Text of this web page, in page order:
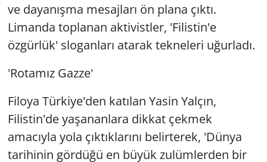
ve dayanışma mesajları ön plana çıktı.
Limanda toplanan aktivistler, 'Filistin'e
özgürlük' sloganları atarak tekneleri uğurladı.
'Rotamız Gazze'
Filoya Türkiye'den katılan Yasin Yalçın,
Filistin'de yaşananlara dikkat çekmek
amacıyla yola çıktıklarını belirterek, 'Dünya
tarihinin gördüğü en büyük zulümlerden bir